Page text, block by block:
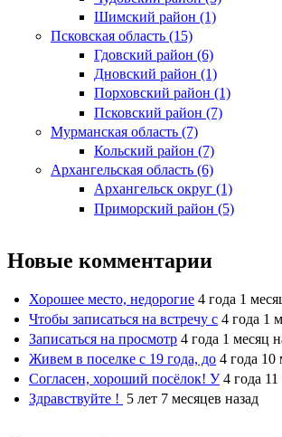
Шимский район (1)
Псковская область (15)
Гдовский район (6)
Дновский район (1)
Порховский район (1)
Псковский район (7)
Мурманская область (7)
Кольский район (7)
Архангельская область (6)
Архангельск округ (1)
Приморский район (5)
Новые комментарии
Хорошее место, недорогие 4 года 1
Чтобы записаться на встречу с 4 года 1
Записаться на просмотр 4 года 1 месяц
Живем в поселке с 19 года, до 4 года 10
Согласен, хороший посёлок! У 4 года
Здравствуйте ! 5 лет 7 месяцев назад